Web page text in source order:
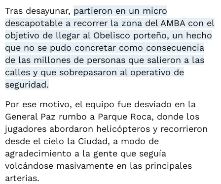
Tras desayunar, partieron en un micro
descapotable a recorrer la zona del AMBA con el
objetivo de llegar al Obelisco porteño, un hecho
que no se pudo concretar como consecuencia
de las millones de personas que salieron a las
calles y que sobrepasaron al operativo de
seguridad.
Por ese motivo, el equipo fue desviado en la
General Paz rumbo a Parque Roca, donde los
jugadores abordaron helicópteros y recorrieron
desde el cielo la Ciudad, a modo de
agradecimiento a la gente que seguía
volcándose masivamente en las principales
arterias.